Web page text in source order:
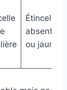
Étincelle
absente
ou jaune